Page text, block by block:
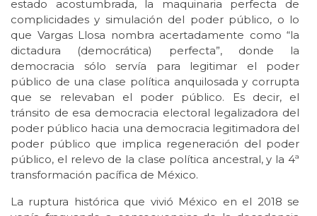
estado acostumbrada, la maquinaria perfecta de
complicidades y simulación del poder público, o lo
que Vargas Llosa nombra acertadamente como “la
dictadura (democrática) perfecta”, donde la
democracia sólo servía para legitimar el poder
público de una clase política anquilosada y corrupta
que se relevaban el poder público. Es decir, el
tránsito de esa democracia electoral legalizadora del
poder público hacia una democracia legitimadora del
poder público que implica regeneración del poder
público, el relevo de la clase política ancestral, y la 4ª
transformación pacífica de México.
La ruptura histórica que vivió México en el 2018 se